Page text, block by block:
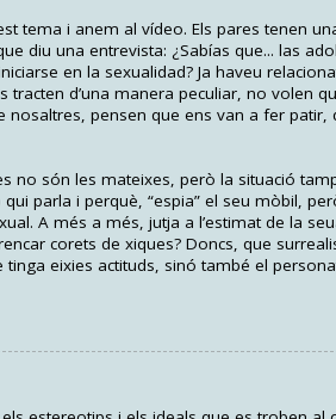
tema i anem al vídeo. Els pares tenen
diu una entrevista: ¿Sabías que... las
en la sexualidad? Ja haveu
tracten d’una manera peculiar, no volen
nosaltres, pensen que ens van a fer patir,
no són les mateixes, però la situació
parla i perquè, “espia” el seu mòbil,
A més a més, jutja a l’estimat de la
corets de xiques? Doncs, que
eixies actituds, sinó també el